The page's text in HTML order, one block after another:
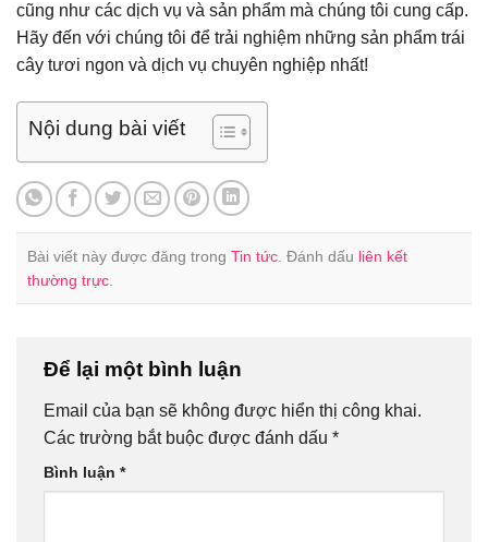
cũng như các dịch vụ và sản phẩm mà chúng tôi cung cấp.
Hãy đến với chúng tôi để trải nghiệm những sản phẩm trái
cây tươi ngon và dịch vụ chuyên nghiệp nhất!
Nội dung bài viết
Bài viết này được đăng trong Tin tức . Đánh dấu liên kết
thường trực
Để lại một bình luận
Email của bạn sẽ không được hiển thị công khai.
Các trường bắt buộc được đánh dấu *
Bình luận *